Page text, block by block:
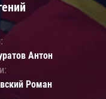
Антон
Роман